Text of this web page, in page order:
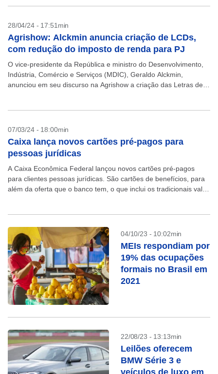
28/04/24 - 17:51min
Agrishow: Alckmin anuncia criação de LCDs,
com redução do imposto de renda para PJ
O vice-presidente da República e ministro do Desenvolvimento,
Indústria, Comércio e Serviços (MDIC), Geraldo Alckmin,
anunciou em seu discurso na Agrishow a criação das Letras de
07/03/24 - 18:00min
Caixa lança novos cartões pré-pagos para
pessoas jurídicas
A Caixa Econômica Federal lançou novos cartões pré-pagos
para clientes pessoas jurídicas. São cartões de benefícios, para
além da oferta que o banco tem, o que inclui os tradicionais vale
04/10/23 - 10:02min
MEIs respondiam por
19% das ocupações
formais no Brasil em
2021
22/08/23 - 13:13min
Leilões oferecem
BMW Série 3 e
veículos de luxo em